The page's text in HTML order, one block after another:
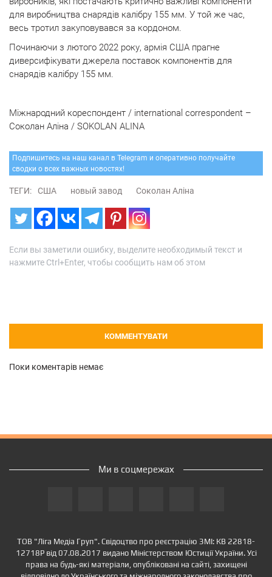
для виробництва снарядів калібру 155 мм. У той же час,
весь тротил закуповувався за кордоном.
Починаючи з лютого 2022 року, армія США прагне
диверсифікувати джерела поставок компонентів для
снарядів калібру 155 мм.
Міжнародний кореспондент / international correspondent –
Соколан Аліна / SOKOLAN ALINA
Подпишитесь на наш канал в Telegram и оперативно получайте
сводки о всех важных новостях!
ТЕГИ: США новый завод Соколан Аліна
Если вы заметили ошибку, выделите необходимый текст и
нажмите Ctrl+Enter, чтобы сообщить нам об этом
КОММЕНТУВАТИ
Поки коментарів немає
ТОВ "Ліга Медіа Груп". Свідоцтво про реєстрацію ЗМІ: КВ 22818-
12718Р від 07.08.2017 видано Міністерством Юстиції України. Усі
права на будь-які матеріали, опубліковані на сайті, захищені
Ми в соцмережах